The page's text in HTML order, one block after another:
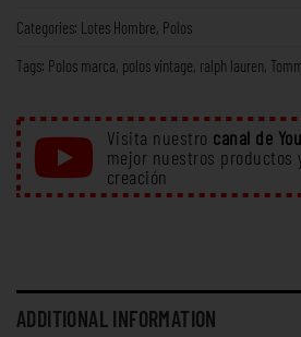
Categories: Lotes Hombre Polos
Tags: Polos marca polos vintage ralph lauren
Visita nuestro canal de
mejor nuestros productos
creación
ADDITIONAL INFORMATION